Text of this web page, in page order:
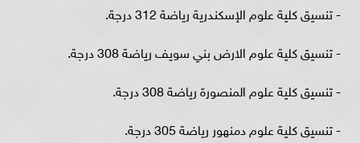
- تنسيق كلية علوم الإسكندرية رياضة 312 درجة.
- تنسيق كلية علوم الارض بني سويف رياضة 308 درجة.
- تنسيق كلية علوم المنصورة رياضة 308 درجة.
- تنسيق كلية علوم دمنهور رياضة 305 درجة.